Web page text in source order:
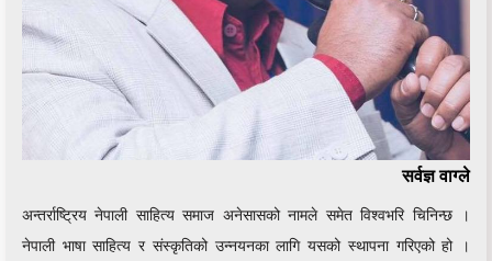
सर्वज्ञ वाग्ले
अन्तर्राष्ट्रिय नेपाली साहित्य समाज अनेसासको नामले समेत विश्वभरि चिनिन्छ ।
नेपाली भाषा साहित्य र संस्कृतिको उन्नयनका लागि यसको स्थापना गरिएको हो ।